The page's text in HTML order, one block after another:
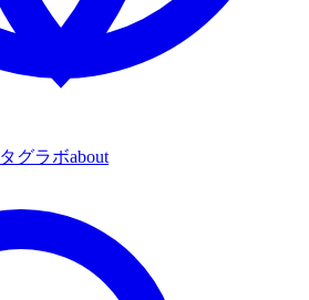
タグラボabout